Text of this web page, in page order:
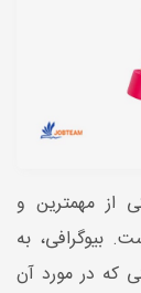
از مهمترین و
بیوگرافی، به
که در مورد آن